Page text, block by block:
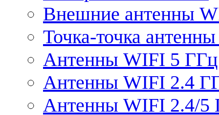
Внешние антенны
Точка-точка
Антенны WIFI 5 ГГц
Антенны WIFI 2.4
Антенны WIFI 2.4/5